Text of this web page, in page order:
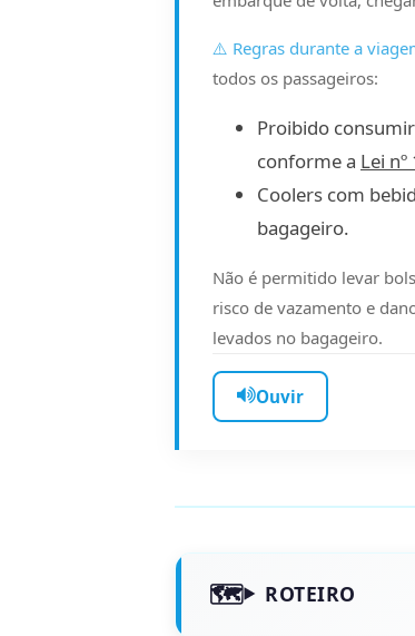
⚠️ Regras durante a
todos os passageiros:
Proibido
conforme a Lei
Coolers com
bagageiro.
Não é permitido levar
risco de vazamento e
levados no bagageiro.
Ouvir
ROTEIRO